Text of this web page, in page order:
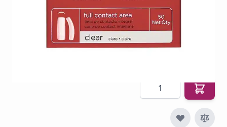
€ 11,50
€ 4,97
€ 6,01 Incl. btw
Aantal